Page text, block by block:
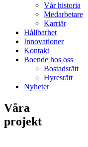
Vår historia
Medarbetare
Karriär
Hållbarhet
Innovationer
Kontakt
Boende hos oss
Bostadsrätt
Hyresrätt
Nyheter
Våra
projekt